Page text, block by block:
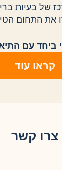
של בעיות
את התחום
עם
קראו עוד
צרו קשר